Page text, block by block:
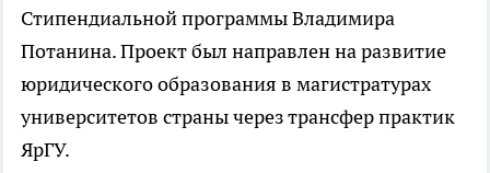
Стипендиальной программы Владимира
Потанина. Проект был направлен на развитие
юридического образования в магистратурах
университетов страны через трансфер практик
ЯрГУ.